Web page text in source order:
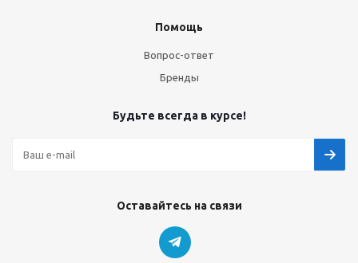
Помощь
Вопрос-ответ
Бренды
Будьте всегда в курсе!
Оставайтесь на связи